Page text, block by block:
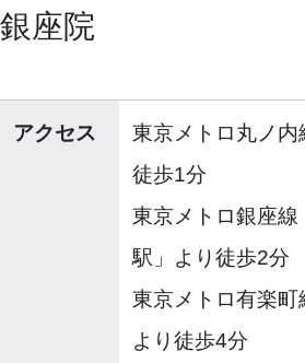
銀座院
アクセス
東京メトロ丸ノ内
徒歩1分
東京メトロ銀座
駅」より徒歩2分
東京メトロ有楽町
より徒歩4分